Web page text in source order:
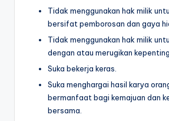
Tidak menggunakan hak milik
bersifat pemborosan dan gaya
Tidak menggunakan hak milik
dengan atau merugikan
Suka bekerja keras.
Suka menghargai hasil karya
bermanfaat bagi kemajuan dan
bersama.